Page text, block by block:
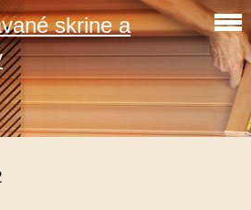
skrine a